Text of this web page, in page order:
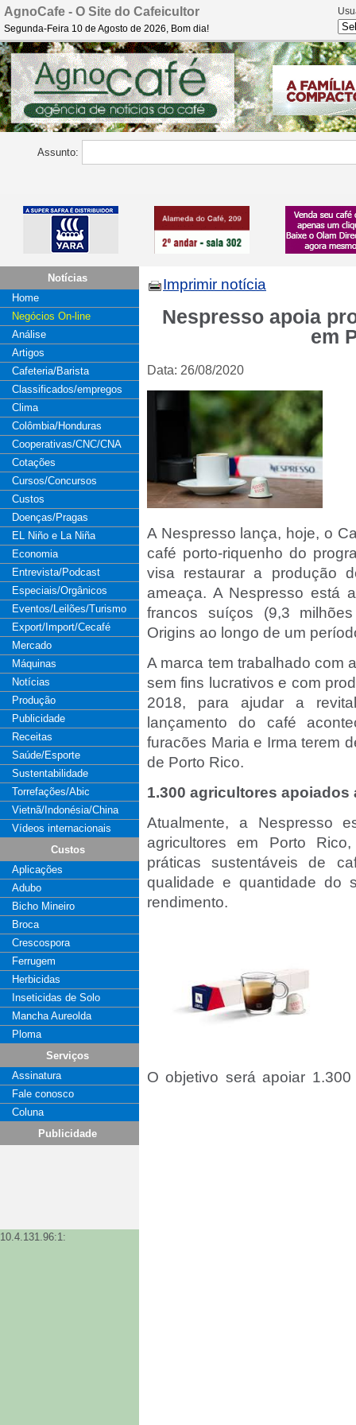
AgnoCafe - O Site do Cafeicultor
Segunda-Feira 10 de Agosto de 2026, Bom dia!
Assunto:
Notícias
Home
Negócios On-line
Análise
Artigos
Cafeteria/Barista
Classificados/empregos
Clima
Colômbia/Honduras
Cooperativas/CNC/CNA
Cotações
Cursos/Concursos
Custos
Doenças/Pragas
EL Niño e La Niña
Economia
Entrevista/Podcast
Especiais/Orgânicos
Eventos/Leilões/Turismo
Export/Import/Cecafé
Mercado
Máquinas
Notícias
Produção
Publicidade
Receitas
Saúde/Esporte
Sustentabilidade
Torrefações/Abic
Vietnã/Indonésia/China
Vídeos internacionais
Custos
Aplicações
Adubo
Bicho Mineiro
Broca
Crescospora
Ferrugem
Herbicidas
Inseticidas de Solo
Mancha Aureolda
Ploma
Serviços
Assinatura
Fale conosco
Coluna
Publicidade
10.4.131.96:1:
Imprimir notícia
Nespresso apoia
em
Data: 26/08/2020
A Nespresso lança, hoje, o
café porto-riquenho do
visa restaurar a produção
ameaça. A Nespresso está
francos suíços (9,3
Origins ao longo de um
A marca tem trabalhado com
sem fins lucrativos e com
2018, para ajudar a
lançamento do café
furacões Maria e Irma terem
de Porto Rico.
1.300 agricultores apoiados
Atualmente, a Nespresso
agricultores em Porto
práticas sustentáveis de
qualidade e quantidade do
rendimento.
O objetivo será apoiar